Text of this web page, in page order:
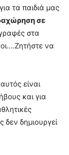
τα παιδιά μας
σε
στα
να
είναι
και για
δεν δημιουργεί